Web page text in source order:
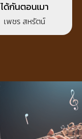
ได้กันตอนเมา
เพชร สหรัตน์